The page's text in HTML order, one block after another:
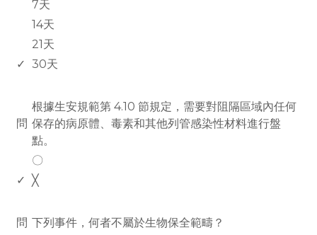
7天
14天
21天
✓ 30天
問
根據生安規範第 4.10 節規定，需要對阻隔區域內任何
保存的病原體、毒素和其他列管感染性材料進行盤
點。
〇
✓ ╳
問 下列事件，何者不屬於生物保全範疇？